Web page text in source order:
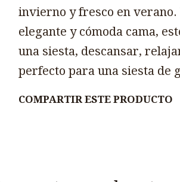
invierno y fresco en verano.
elegante y cómoda cama,
una siesta, descansar,
perfecto para una siesta de
COMPARTIR ESTE PRODUCTO